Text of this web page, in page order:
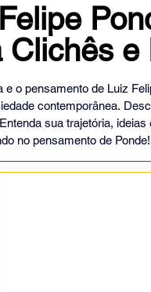
Clichês e
NaN de 5 estrelas.
e o pensamento de Luiz
contemporânea.
sua trajetória,
no pensamento de Ponde!